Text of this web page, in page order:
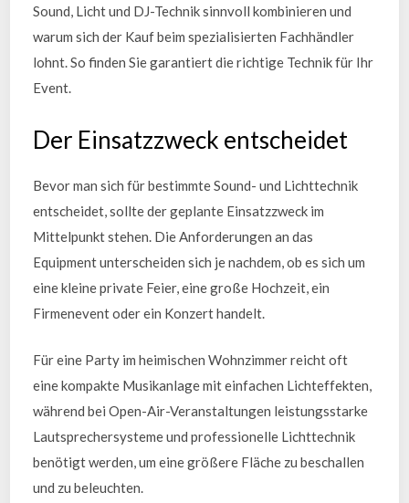
Sound, Licht und DJ-Technik sinnvoll kombinieren und
warum sich der Kauf beim spezialisierten Fachhändler
lohnt. So finden Sie garantiert die richtige Technik für Ihr
Event.
Der Einsatzzweck entscheidet
Bevor man sich für bestimmte Sound- und Lichttechnik
entscheidet, sollte der geplante Einsatzzweck im
Mittelpunkt stehen. Die Anforderungen an das
Equipment unterscheiden sich je nachdem, ob es sich um
eine kleine private Feier, eine große Hochzeit, ein
Firmenevent oder ein Konzert handelt.
Für eine Party im heimischen Wohnzimmer reicht oft
eine kompakte Musikanlage mit einfachen Lichteffekten,
während bei Open-Air-Veranstaltungen leistungsstarke
Lautsprechersysteme und professionelle Lichttechnik
benötigt werden, um eine größere Fläche zu beschallen
und zu beleuchten.